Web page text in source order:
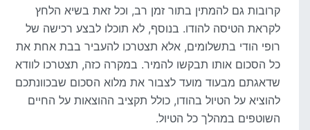
קרובות גם להמתין בתור זמן רב, וכל זאת בשיא הלחץ
לקראת הטיסה להודו. בנוסף, לא תוכלו לבצע רכישה של
רופי הודי בתשלומים, אלא תצטרכו להעביר בבת אחת את
כל הסכום אותו תבקשו להמיר. במקרה כזה, תצטרכו לוודא
שדאגתם מבעוד מועד לצבור את מלוא הסכום שבכוונתכם
להוציא על הטיול בהודו, כולל תקציב ההוצאות על החיים
השוטפים במהלך כל הטיול.